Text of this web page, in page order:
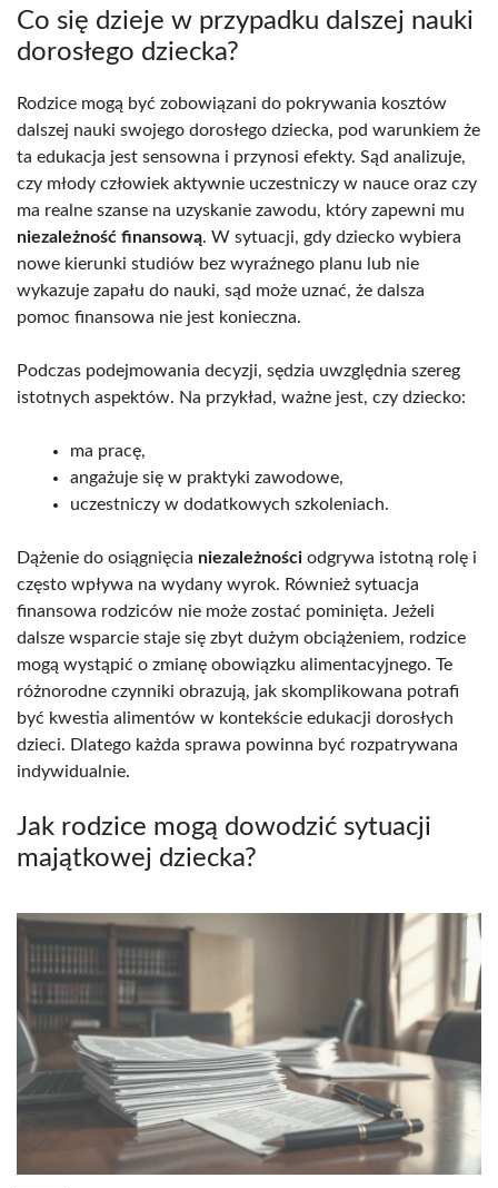
Co się dzieje w przypadku dalszej nauki
dorosłego dziecka?
Rodzice mogą być zobowiązani do pokrywania kosztów
dalszej nauki swojego dorosłego dziecka, pod warunkiem że
ta edukacja jest sensowna i przynosi efekty. Sąd analizuje,
czy młody człowiek aktywnie uczestniczy w nauce oraz czy
ma realne szanse na uzyskanie zawodu, który zapewni mu
niezależność finansową. W sytuacji, gdy dziecko wybiera
nowe kierunki studiów bez wyraźnego planu lub nie
wykazuje zapału do nauki, sąd może uznać, że dalsza
pomoc finansowa nie jest konieczna.
Podczas podejmowania decyzji, sędzia uwzględnia szereg
istotnych aspektów. Na przykład, ważne jest, czy dziecko:
ma pracę,
angażuje się w praktyki zawodowe,
uczestniczy w dodatkowych szkoleniach.
Dążenie do osiągnięcia niezależności odgrywa istotną rolę i
często wpływa na wydany wyrok. Również sytuacja
finansowa rodziców nie może zostać pominięta. Jeżeli
dalsze wsparcie staje się zbyt dużym obciążeniem, rodzice
mogą wystąpić o zmianę obowiązku alimentacyjnego. Te
różnorodne czynniki obrazują, jak skomplikowana potrafi
być kwestia alimentów w kontekście edukacji dorosłych
dzieci. Dlatego każda sprawa powinna być rozpatrywana
indywidualnie.
Jak rodzice mogą dowodzić sytuacji
majątkowej dziecka?